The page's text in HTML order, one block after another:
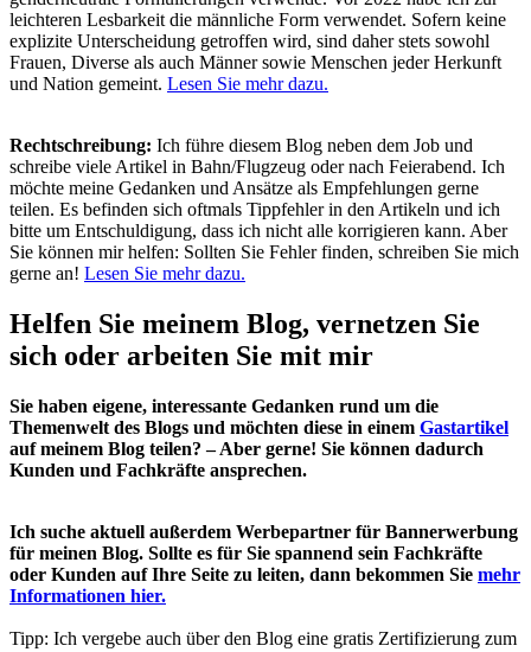
leichteren Lesbarkeit die männliche Form verwendet. Sofern keine
explizite Unterscheidung getroffen wird, sind daher stets sowohl
Frauen, Diverse als auch Männer sowie Menschen jeder Herkunft
und Nation gemeint. Lesen Sie mehr dazu.
Rechtschreibung: Ich führe diesem Blog neben dem Job und
schreibe viele Artikel in Bahn/Flugzeug oder nach Feierabend. Ich
möchte meine Gedanken und Ansätze als Empfehlungen gerne
teilen. Es befinden sich oftmals Tippfehler in den Artikeln und ich
bitte um Entschuldigung, dass ich nicht alle korrigieren kann. Aber
Sie können mir helfen: Sollten Sie Fehler finden, schreiben Sie mich
gerne an! Lesen Sie mehr dazu.
Helfen Sie meinem Blog, vernetzen Sie
sich oder arbeiten Sie mit mir
Sie haben eigene, interessante Gedanken rund um die
Themenwelt des Blogs und möchten diese in einem Gastartikel
auf meinem Blog teilen? – Aber gerne! Sie können dadurch
Kunden und Fachkräfte ansprechen.
Ich suche aktuell außerdem Werbepartner für Bannerwerbung
für meinen Blog. Sollte es für Sie spannend sein Fachkräfte
oder Kunden auf Ihre Seite zu leiten, dann bekommen Sie mehr
Informationen hier.
Tipp: Ich vergebe auch über den Blog eine gratis Zertifizierung zum